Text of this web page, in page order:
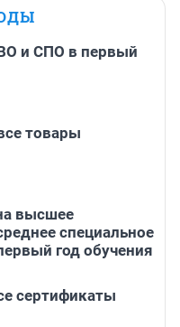
и СПО в первый
товары
высшее
специальное
год обучения
сертификаты